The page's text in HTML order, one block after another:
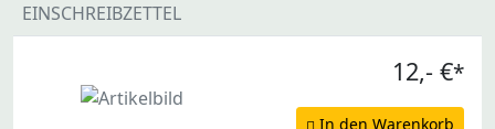
EINSCHREIBZETTEL
12,- €*
In den Warenkorb